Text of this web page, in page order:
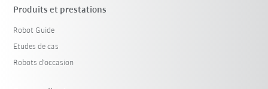
Produits et prestations
Robot Guide
Etudes de cas
Robots d'occasion